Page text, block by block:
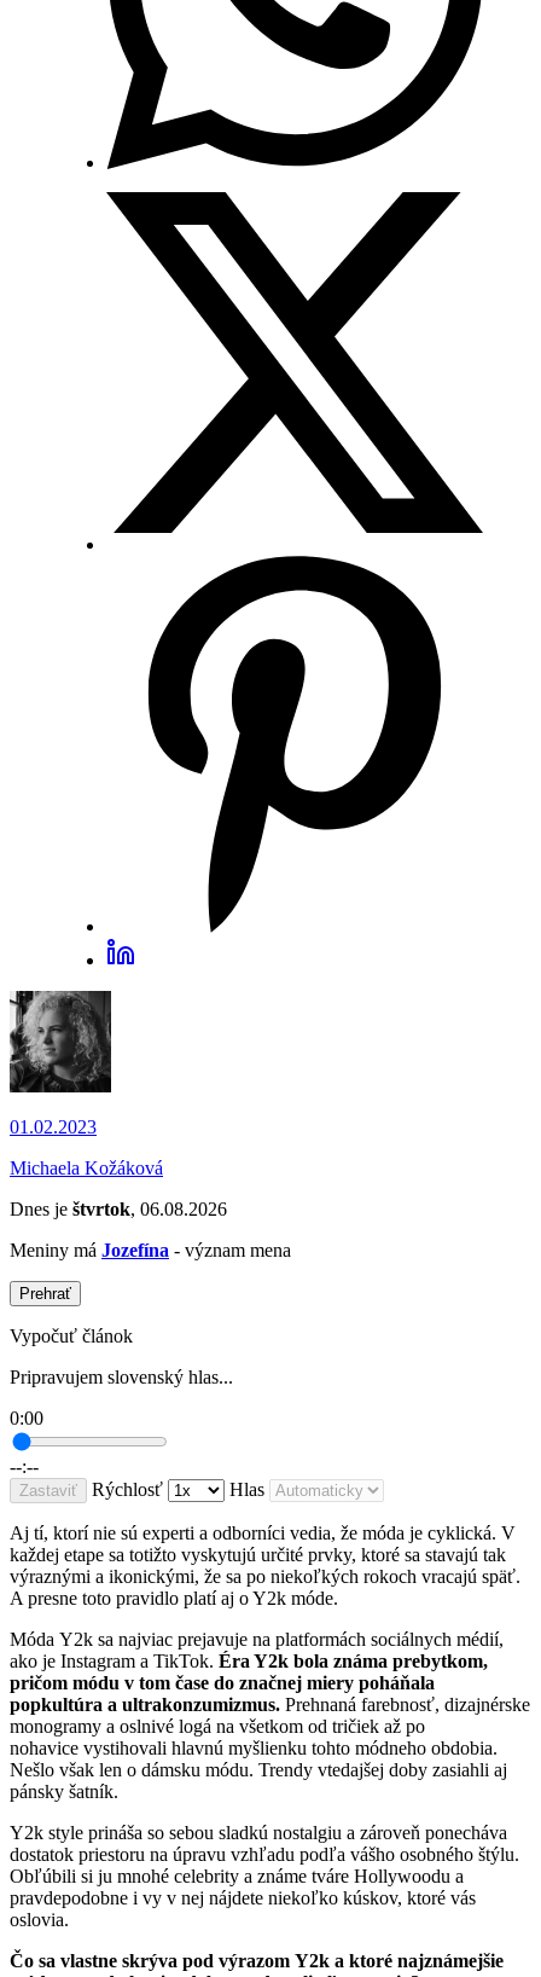
01.02.2023
Michaela Kožáková
Dnes je štvrtok, 06.08.2026
Meniny má Jozefína - význam mena
Prehrať
Vypočuť článok
Pripravujem slovenský hlas...
0:00
--:--
Zastaviť Rýchlosť Hlas
Aj tí, ktorí nie sú experti a odborníci vedia, že móda je cyklická. V
každej etape sa totižto vyskytujú určité prvky, ktoré sa stavajú tak
výraznými a ikonickými, že sa po niekoľkých rokoch vracajú späť.
A presne toto pravidlo platí aj o Y2k móde.
Móda Y2k sa najviac prejavuje na platformách sociálnych médií,
ako je Instagram a TikTok. Éra Y2k bola známa prebytkom,
pričom módu v tom čase do značnej miery poháňala
popkultúra a ultrakonzumizmus. Prehnaná farebnosť, dizajnérske
monogramy a oslnivé logá na všetkom od tričiek až po
nohavice vystihovali hlavnú myšlienku tohto módneho obdobia.
Nešlo však len o dámsku módu. Trendy vtedajšej doby zasiahli aj
pánsky šatník.
Y2k style prináša so sebou sladkú nostalgiu a zároveň ponecháva
dostatok priestoru na úpravu vzhľadu podľa vášho osobného štýlu.
Obľúbili si ju mnohé celebrity a známe tváre Hollywoodu a
pravdepodobne i vy v nej nájdete niekoľko kúskov, ktoré vás
oslovia.
Čo sa vlastne skrýva pod výrazom Y2k a ktoré najznámejšie